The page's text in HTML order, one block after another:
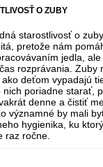
O ZUBY
starostlivosť o
pretože nám
jedla,
rozprávania. Zuby
deťom vypadajú
nich poriadne starať,
denne a čistiť
významné by mali
hygienika, ku
raz ročne.